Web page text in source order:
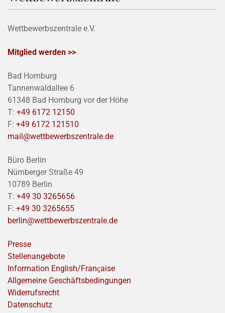
Wettbewerbszentrale e.V.
Mitglied werden >>
Bad Homburg
Tannenwaldallee 6
61348 Bad Homburg vor der Höhe
T: +49 6172 12150
F: +49 6172 121510
mail@wettbewerbszentrale.de
Büro Berlin
Nürnberger Straße 49
10789 Berlin
T: +49 30 3265656
F: +49 30 3265655
berlin@wettbewerbszentrale.de
Presse
Stellenangebote
Information English/Franҫaise
Allgemeine Geschäftsbedingungen
Widerrufsrecht
Datenschutz